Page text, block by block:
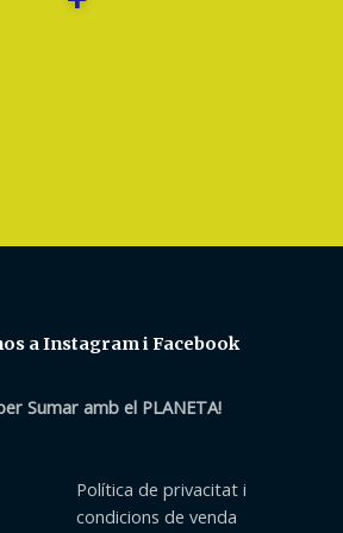
a Instagram i Facebook
Sumar amb el PLANETA!
Política de privacitat i
condicions de venda